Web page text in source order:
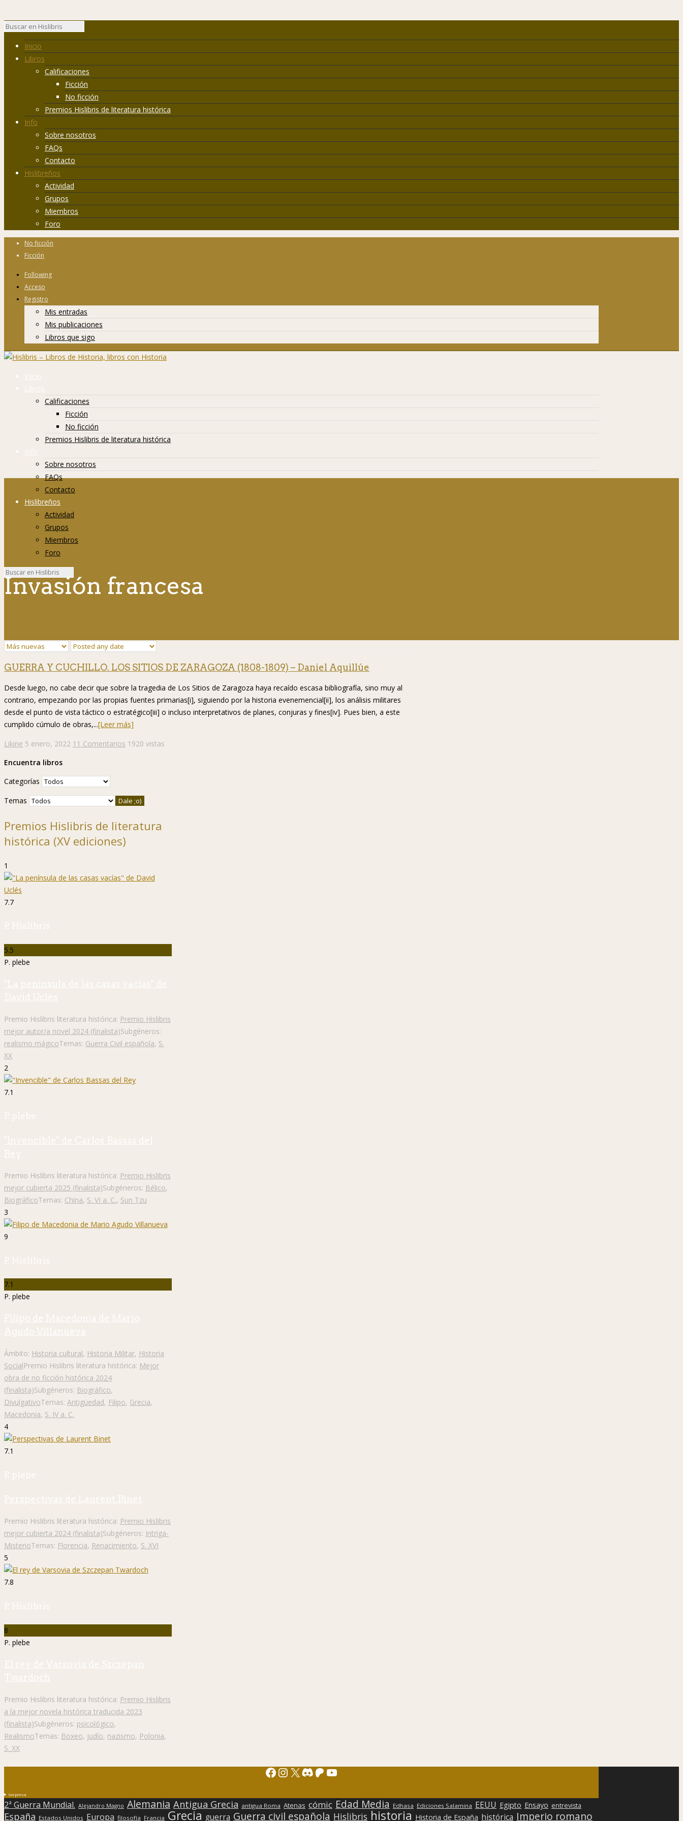
Inicio
Libros
Calificaciones
Ficción
No ficción
Premios Hislibris de literatura histórica
Info
Sobre nosotros
FAQs
Contacto
Hislibreños
Actividad
Grupos
Miembros
Foro
No ficción
Ficción
Following
Acceso
Registro
Mis entradas
Mis publicaciones
Libros que sigo
Inicio
Libros
Calificaciones
Ficción
No ficción
Premios Hislibris de literatura histórica
Info
Sobre nosotros
FAQs
Contacto
Hislibreños
Actividad
Grupos
Miembros
Foro
Invasión francesa
GUERRA Y CUCHILLO. LOS SITIOS DE ZARAGOZA (1808-1809) – Daniel Aquillúe
Desde luego, no cabe decir que sobre la tragedia de Los Sitios de Zaragoza haya recaído escasa bibliografía, sino muy al
contrario, empezando por las propias fuentes primarias[i], siguiendo por la historia evenemencial[ii], los análisis militares
desde el punto de vista táctico o estratégico[iii] o incluso interpretativos de planes, conjuras y fines[iv]. Pues bien, a este
cumplido cúmulo de obras,...[Leer más]
Likine 5 enero, 2022 11 Comentarios 1920 vistas
Encuentra libros
Categorías
Temas
Premios Hislibris de literatura
histórica (XV ediciones)
1
7.7
P. Hislibris
5.5
P. plebe
"La península de las casas vacías" de
David Uclés
Premio Hislibris literatura histórica: Premio Hislibris
mejor autor/a novel 2024 (finalista)Subgéneros:
realismo mágicoTemas: Guerra Civil española, S.
XX
2
7.1
P. plebe
"Invencible" de Carlos Bassas del
Rey
Premio Hislibris literatura histórica: Premio Hislibris
mejor cubierta 2025 (finalista)Subgéneros: Bélico,
BiográficoTemas: China, S. VI a. C., Sun Tzu
3
9
P. Hislibris
7.1
P. plebe
Filipo de Macedonia de Mario
Agudo Villanueva
Ámbito: Historia cultural, Historia Militar, Historia
SocialPremio Hislibris literatura histórica: Mejor
obra de no ficción histórica 2024
(finalista)Subgéneros: Biográfico,
DivulgativoTemas: Antigüedad, Filipo, Grecia,
Macedonia, S. IV a. C.
4
7.1
P. plebe
Perspectivas de Laurent Binet
Premio Hislibris literatura histórica: Premio Hislibris
mejor cubierta 2024 (finalista)Subgéneros: Intriga-
MisterioTemas: Florencia, Renacimiento, S. XVI
5
7.8
P. Hislibris
8
P. plebe
El rey de Varsovia de Szczepan
Twardoch
Premio Hislibris literatura histórica: Premio Hislibris
a la mejor novela histórica traducida 2023
(finalista)Subgéneros: psicológico,
RealismoTemas: Boxeo, judío, nazismo, Polonia,
S. XX
Facebook
Instagram
X Discord
Patreon
YouTube
Sorpresa
2ª Guerra Mundial. Alejandro Magno Alemania Antigua Grecia antigua Roma Atenas cómic Edad Media Edhasa Ediciones Salamina EEUU Egipto Ensayo entrevista
España Estados Unidos Europa filosofía Francia Grecia guerra Guerra civil española Hislibris historia Historia de España histórica Imperio romano